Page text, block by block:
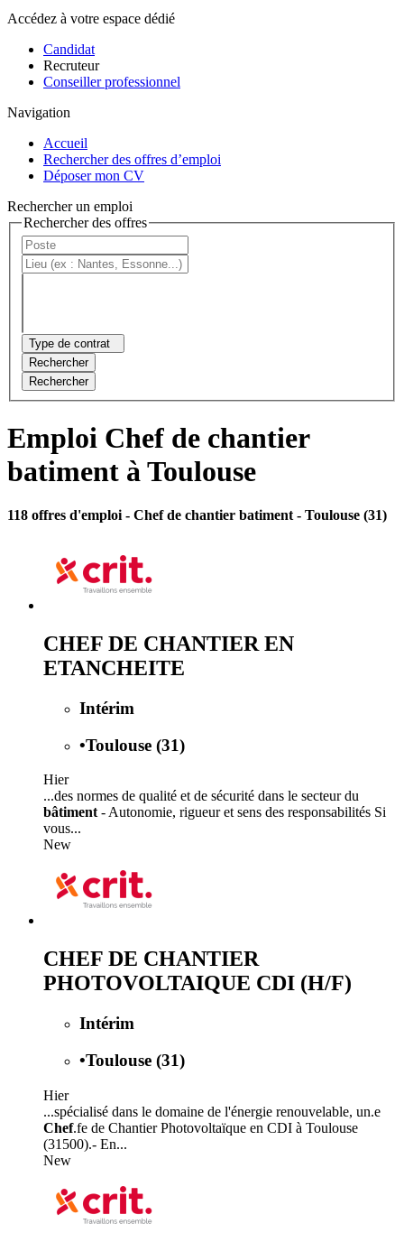
Accédez à votre espace dédié
Candidat
Recruteur
Conseiller professionnel
Navigation
Accueil
Rechercher des offres d’emploi
Déposer mon CV
Rechercher un emploi
Rechercher des offres
Type de contrat
Rechercher
Rechercher
Emploi Chef de chantier
batiment à Toulouse
118 offres d'emploi - Chef de chantier batiment - Toulouse (31)
CHEF DE CHANTIER EN
ETANCHEITE
Intérim
•Toulouse (31)
Hier
...des normes de qualité et de sécurité dans le secteur du
bâtiment - Autonomie, rigueur et sens des responsabilités Si
vous...
New
CHEF DE CHANTIER
PHOTOVOLTAIQUE CDI (H/F)
Intérim
•Toulouse (31)
Hier
...spécialisé dans le domaine de l'énergie renouvelable, un.e
Chef.fe de Chantier Photovoltaïque en CDI à Toulouse
(31500).- En...
New